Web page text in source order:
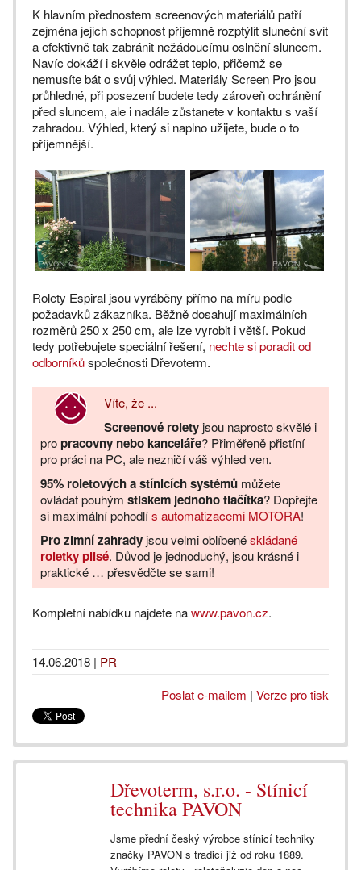
K hlavním přednostem screenových materiálů patří
zejména jejich schopnost příjemně rozptýlit sluneční svit
a efektivně tak zabránit nežádoucímu oslnění sluncem.
Navíc dokáží i skvěle odrážet teplo, přičemž se
nemusíte bát o svůj výhled. Materiály Screen Pro jsou
průhledné, při posezení budete tedy zároveň ochránění
před sluncem, ale i nadále zůstanete v kontaktu s vaší
zahradou. Výhled, který si naplno užijete, bude o to
příjemnější.
Rolety Espiral jsou vyráběny přímo na míru podle
požadavků zákazníka. Běžně dosahují maximálních
rozměrů 250 x 250 cm, ale lze vyrobit i větší. Pokud
tedy potřebujete speciální řešení, nechte si poradit od
odborníkůspolečnosti Dřevoterm.
Víte, že ...
Screenové rolety jsou naprosto skvělé i
propracovny nebo kanceláře? Přiměřeně přistíní
pro práci na PC, ale nezničí váš výhled ven.
95% roletových a stínicích systémů můžete
ovládat pouhým stiskem jednoho tlačítka? Dopřejte
si maximální pohodlís automatizacemi MOTORA!
Pro zimní zahrady jsou velmi oblíbenéskládané
roletky plisé. Důvod je jednoduchý, jsou krásné i
praktické … přesvědčte se sami!
Kompletní nabídku najdete nawww.pavon.cz.
14.06.2018 | PR
Poslat e-mailem | Verze pro tisk
Dřevoterm, s.r.o. - Stínicí
technika PAVON
Jsme přední český výrobce stínicí techniky
značky PAVON s tradicí již od roku 1889.